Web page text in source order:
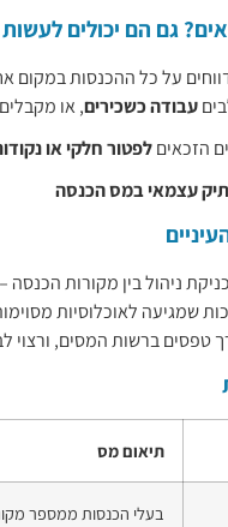
גם הם יכולים
על כל ההכנסות במקום
עבודה כשכירים, או
הזכאיםלפטור חלקי או
עצמאי במס הכנסה
ניהול בין מקורות
שמגיעה לאוכלוסיות
טפסים ברשות המסים,
תיאום מס
בעלי הכנסות ממספר